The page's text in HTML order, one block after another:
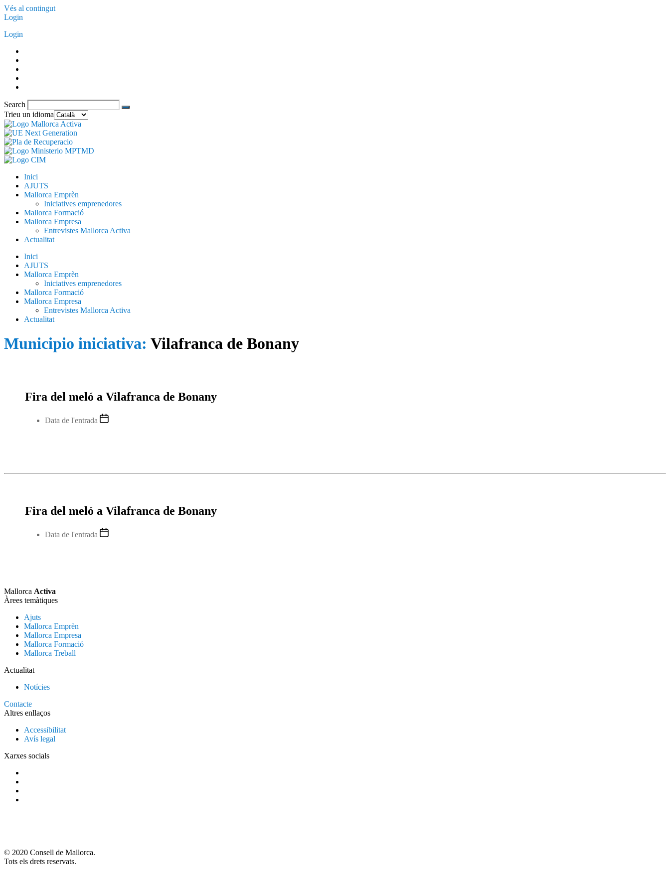
Vés al contingut
Login
Login
Search
Trieu un idioma
Inici
AJUTS
Mallorca Emprèn
Iniciatives emprenedores
Mallorca Formació
Mallorca Empresa
Entrevistes Mallorca Activa
Actualitat
Inici
AJUTS
Mallorca Emprèn
Iniciatives emprenedores
Mallorca Formació
Mallorca Empresa
Entrevistes Mallorca Activa
Actualitat
Municipio iniciativa: Vilafranca de Bonany
Fira del meló a Vilafranca de Bonany
Data de l'entrada
Fira del meló a Vilafranca de Bonany
Data de l'entrada
Mallorca Activa
Àrees temàtiques
Ajuts
Mallorca Emprèn
Mallorca Empresa
Mallorca Formació
Mallorca Treball
Actualitat
Notícies
Contacte
Altres enllaços
Accessibilitat
Avís legal
Xarxes socials
© 2020 Consell de Mallorca.
Tots els drets reservats.